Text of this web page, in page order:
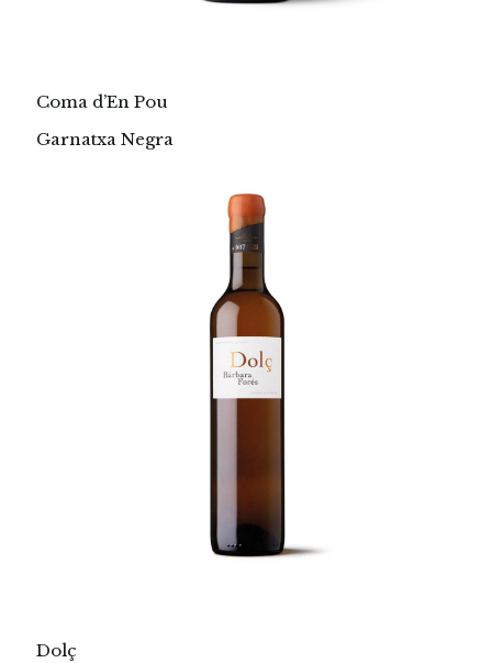
Coma d’En Pou
Garnatxa Negra
Dolç